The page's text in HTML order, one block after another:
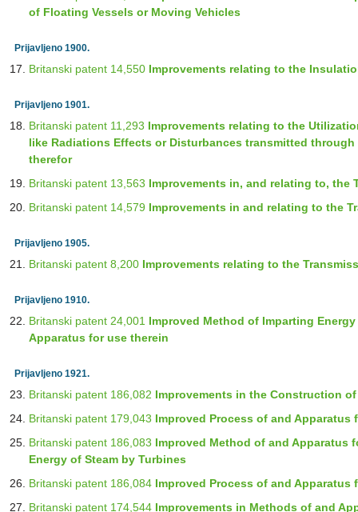
of Floating Vessels or Moving Vehicles
Prijavljeno 1900.
Britanski patent 14,550 Improvements relating to the
Prijavljeno 1901.
Britanski patent 11,293 Improvements relating to the
like Radiations Effects or Disturbances transmitted
therefor
Britanski patent 13,563 Improvements in, and relating to, the
Britanski patent 14,579 Improvements in and relating to the
Prijavljeno 1905.
Britanski patent 8,200 Improvements relating to the
Prijavljeno 1910.
Britanski patent 24,001 Improved Method of Imparting
Apparatus for use therein
Prijavljeno 1921.
Britanski patent 186,082 Improvements in the Construction
Britanski patent 179,043 Improved Process of and Apparatus
Britanski patent 186,083 Improved Method of and Apparatus
Energy of Steam by Turbines
Britanski patent 186,084 Improved Process of and Apparatus
Britanski patent 174,544 Improvements in Methods of and